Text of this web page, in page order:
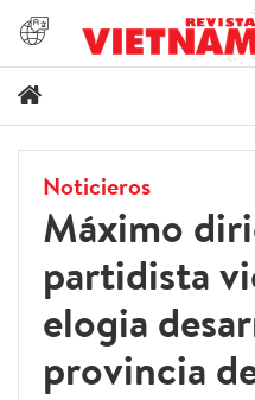
Noticieros
Máximo
partidista
elogia
provincia